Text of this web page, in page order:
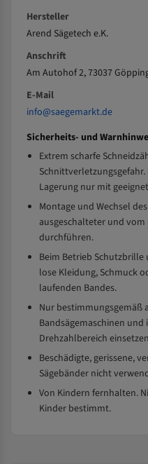
Hersteller
Arend Sägetech e.K.
Anschrift
Am Autohof 2, 73037
E-Mail
info@saegemarkt.de
Sicherheits- und
Extrem scharfe
Lagerung nur mit
Montage und Wechsel
ausgeschalteter und
durchführen.
Beim Betrieb
lose Kleidung, Schmuck
laufenden Bandes.
Nur bestimmungsgemäß
Bandsägemaschinen und
Drehzahlbereich
Beschädigte, gerissene,
Sägebänder nicht
Von Kindern fernhalten.
Kinder bestimmt.